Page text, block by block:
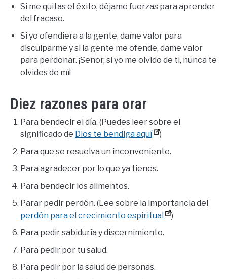
Si me quitas el éxito, déjame fuerzas para aprender
del fracaso.
Si yo ofendiera a la gente, dame valor para
disculparme y si la gente me ofende, dame valor
para perdonar. ¡Señor, si yo me olvido de ti, nunca te
olvides de mí!
Diez razones para orar
Para bendecir el día. (Puedes leer sobre el
significado de Dios te bendiga aquí
)
Para que se resuelva un inconveniente.
Para agradecer por lo que ya tienes.
Para bendecir los alimentos.
Parar pedir perdón. (Lee sobre la importancia del
perdón para el crecimiento espiritual
)
Para pedir sabiduría y discernimiento.
Para pedir por tu salud.
Para pedir por la salud de personas.